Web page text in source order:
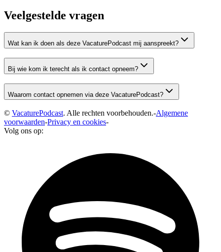
Veelgestelde vragen
Wat kan ik doen als deze VacaturePodcast mij aanspreekt?
Bij wie kom ik terecht als ik contact opneem?
Waarom contact opnemen via deze VacaturePodcast?
© VacaturePodcast. Alle rechten voorbehouden.-Algemene
voorwaarden-Privacy en cookies-
Volg ons op: